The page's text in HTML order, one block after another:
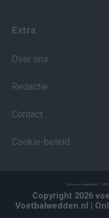
Extra
Over ons
Redactie
Contact
Cookie-beleid
Copyright 2026
Voetbalwedden.nl
|